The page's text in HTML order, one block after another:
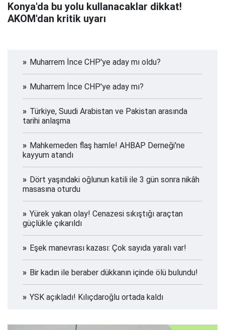
Konya'da bu yolu kullanacaklar dikkat!
AKOM'dan kritik uyarı
Muharrem İnce CHP'ye aday mı oldu?
Muharrem İnce CHP'ye aday mı?
Türkiye, Suudi Arabistan ve Pakistan arasında
tarihi anlaşma
Mahkemeden flaş hamle! AHBAP Derneği'ne
kayyum atandı
Dört yaşındaki oğlunun katili ile 3 gün sonra nikâh
masasına oturdu
Yürek yakan olay! Cenazesi sıkıştığı araçtan
güçlükle çıkarıldı
Eşek manevrası kazası: Çok sayıda yaralı var!
Bir kadın ile beraber dükkanın içinde ölü bulundu!
YSK açıkladı! Kılıçdaroğlu ortada kaldı